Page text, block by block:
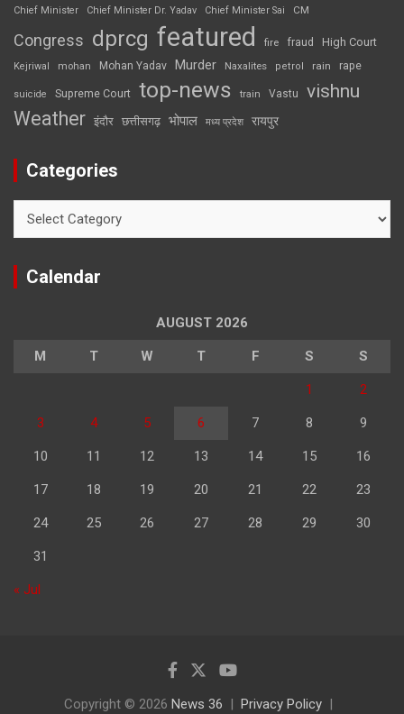
Chief Minister
Chief Minister Dr. Yadav Chief Minister Sai CM
Congress dprcg featured fire fraud High Court
Kejriwal mohan Mohan Yadav Murder Naxalites petrol rain rape
suicide Supreme Court top-news train Vastu vishnu
Weather इंदौर छत्तीसगढ़ भोपाल मध्य प्रदेश रायपुर
Categories
Calendar
AUGUST 2026
M T W T F S S
1 2
3 4 5 6 7 8 9
10 11 12 13 14 15 16
17 18 19 20 21 22 23
24 25 26 27 28 29 30
31
« Jul
Copyright © 2026 News 36 Privacy Policy